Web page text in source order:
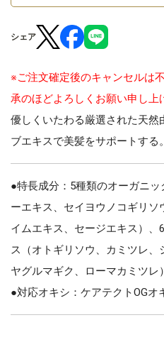
シェア
※ご注文確定後のキャンセルは
承のほどよろしくお願い申し上
優しくいたわる厳選された天然
ブエキスで美髪をサポートする。
●特長成分：5種類のオーガニ
ーエキス、セイヨウノコギリソ
イムエキス、セージエキス）
ス（オトギリソウ、カミツレ、
ヤグルマギク、ローマカミツレ）
●対応オキシ：ケアテクトOGオ